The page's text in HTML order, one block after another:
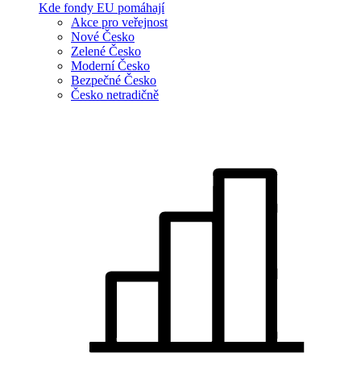
Kde fondy EU pomáhají
Akce pro veřejnost
Nové Česko
Zelené Česko
Moderní Česko
Bezpečné Česko
Česko netradičně